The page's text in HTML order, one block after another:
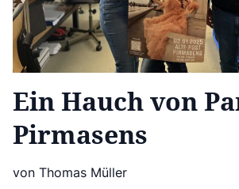
Ein Hauch von
Pirmasens
von Thomas Müller